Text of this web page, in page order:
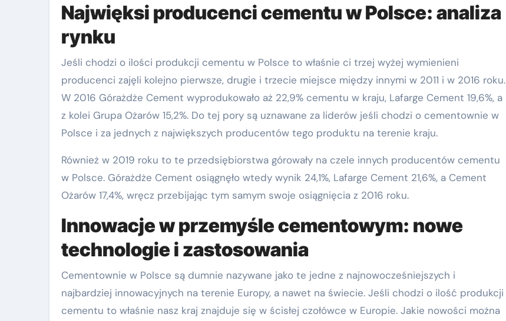
Najwięksi producenci cementu w Polsce: analiza
rynku
Jeśli chodzi o ilości produkcji cementu w Polsce to właśnie ci trzej wyżej wymienieni
producenci zajęli kolejno pierwsze, drugie i trzecie miejsce między innymi w 2011 i w 2016 roku.
W 2016 Górażdże Cement wyprodukowało aż 22,9% cementu w kraju, Lafarge Cement 19,6%, a
z kolei Grupa Ożarów 15,2%. Do tej pory są uznawane za liderów jeśli chodzi o cementownie w
Polsce i za jednych z największych producentów tego produktu na terenie kraju.
Również w 2019 roku to te przedsiębiorstwa górowały na czele innych producentów cementu
w Polsce. Górażdże Cement osiągnęło wtedy wynik 24,1%, Lafarge Cement 21,6%, a Cement
Ożarów 17,4%, wręcz przebijając tym samym swoje osiągnięcia z 2016 roku.
Innowacje w przemyśle cementowym: nowe
technologie i zastosowania
Cementownie w Polsce są dumnie nazywane jako te jedne z najnowocześniejszych i
najbardziej innowacyjnych na terenie Europy, a nawet na świecie. Jeśli chodzi o ilość produkcji
cementu to właśnie nasz kraj znajduje się w ścisłej czołówce w Europie. Jakie nowości można